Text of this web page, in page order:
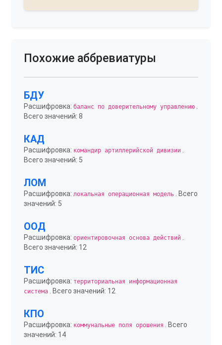
Похожие аббревиатуры
БДУ
Расшифровка: баланс по доверительному управлению
Всего значений: 8
КАД
Расшифровка: командир артиллерийской дивизии
Всего значений: 5
ЛОМ
Расшифровка: локальная операционная модель . Всего
значений: 5
ООД
Расшифровка: ориентировочная основа действий
Всего значений: 12
ТИС
Расшифровка: территориальная информационная
система . Всего значений: 12
КПО
Расшифровка: коммунальные поля орошения
. Всего
значений: 14